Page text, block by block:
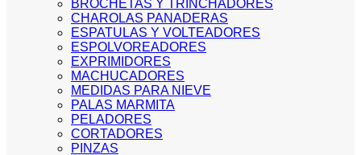
BROCHETAS Y TRINCHADORES
CHAROLAS PANADERAS
ESPATULAS Y VOLTEADORES
ESPOLVOREADORES
EXPRIMIDORES
MACHUCADORES
MEDIDAS PARA NIEVE
PALAS MARMITA
PELADORES
CORTADORES
PINZAS